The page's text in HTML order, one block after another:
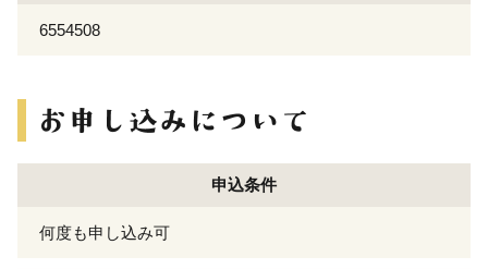
6554508
申込条件
何度も申し込み可